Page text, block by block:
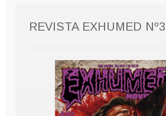
REVISTA EXHUMED Nº3